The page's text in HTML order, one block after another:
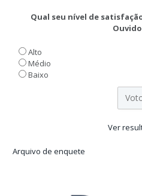
Qual seu nível de
Alto
Médio
Baixo
Ver
Arquivo de enquete